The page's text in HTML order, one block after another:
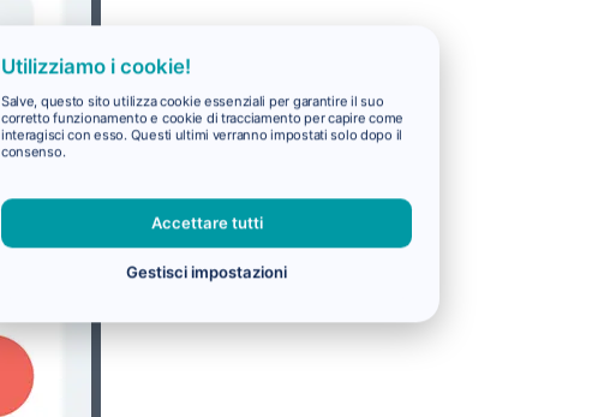
Utilizziamo i cookie!
Salve, questo sito utilizza cookie essenziali per garantire il suo
corretto funzionamento e cookie di tracciamento per capire come
interagisci con esso. Questi ultimi verranno impostati solo dopo il
consenso.
Accettare tutti
Gestisci impostazioni